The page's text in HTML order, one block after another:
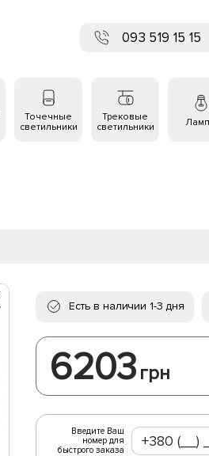
093 519 15 15
Точечные
светильники
Трековые
светильники
Есть в наличии 1-3 дня
6203 грн
Введите Ваш
номер для
быстрого заказа